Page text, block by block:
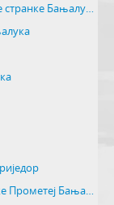
Бановински одбор Југословенске националне странке Бањалука
Висока школа за примијењене и правне науке Прометеј Бањалука